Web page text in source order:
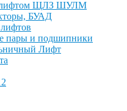
лифтом ЩЛЗ ШУЛМ
БУАД
пары и подшипники
Лифт